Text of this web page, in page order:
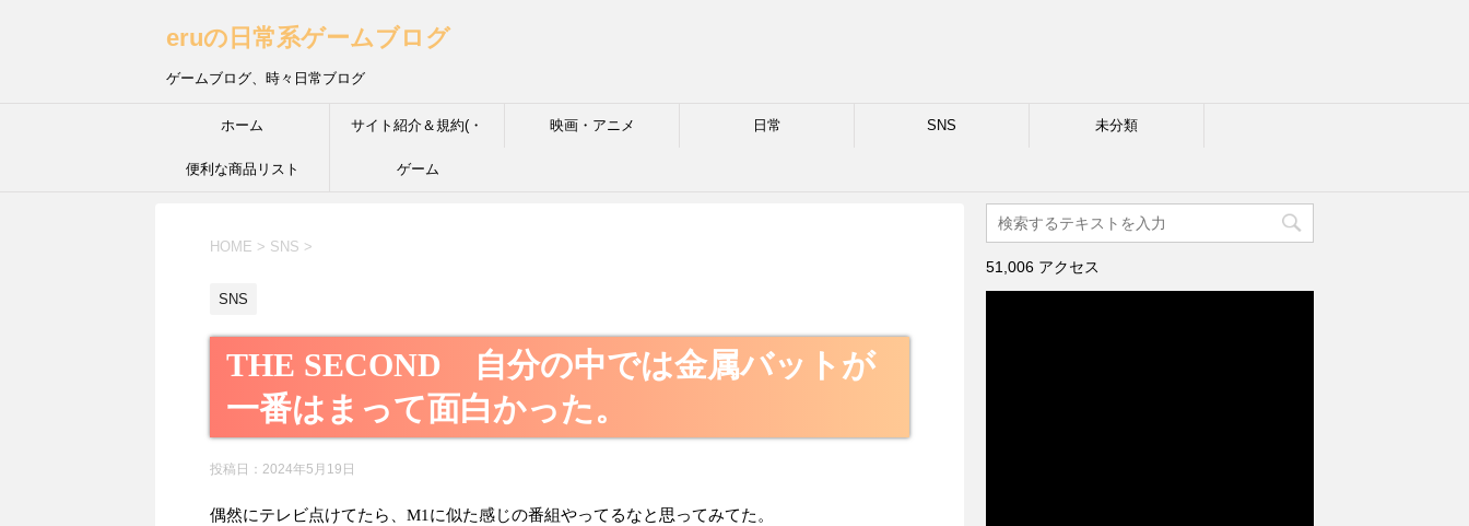
eruの日常系ゲームブログ
ゲームブログ、時々日常ブログ
ホーム サイト紹介＆規約(・
´з`・) ＩＮＦＰ的な性格
映画・アニメ 日常 SNS 未分類
便利な商品リスト ゲーム
HOME > SNS >
SNS
THE SECOND 自分の中では金属バットが
一番はまって面白かった。
投稿日： 2024年5月19日
偶然にテレビ点けてたら、M1に似た感じの番組やってるなと思ってみてた。
51,006 アクセス